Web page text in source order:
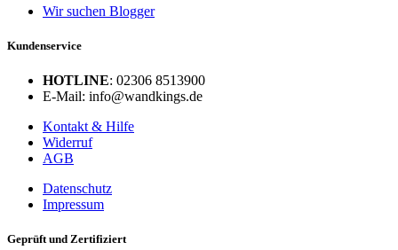
Wir suchen Blogger
Kundenservice
HOTLINE: 02306 8513900
E-Mail: info@wandkings.de
Kontakt & Hilfe
Widerruf
AGB
Datenschutz
Impressum
Geprüft und Zertifiziert